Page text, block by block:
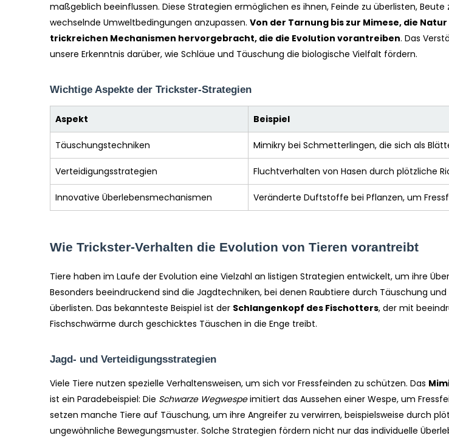
maßgeblich beeinflussen. Diese Strategien ermöglichen es ihnen, Feinde zu überlisten, Beute
wechselnde Umweltbedingungen anzupassen. Von der Tarnung bis zur Mimese, die
trickreichen Mechanismen hervorgebracht, die die Evolution vorantreiben. Das
unsere Erkenntnis darüber, wie Schläue und Täuschung die biologische Vielfalt fördern.
Wichtige Aspekte der Trickster-Strategien
Aspekt Beispiel
Täuschungstechniken Mimikry bei Schmetterlingen, die sich als
Verteidigungsstrategien Fluchtverhalten von Hasen durch plötzliche
Innovative Überlebensmechanismen Veränderte Duftstoffe bei Pflanzen, um
Wie Trickster-Verhalten die Evolution von Tieren vorantreibt
Tiere haben im Laufe der Evolution eine Vielzahl an listigen Strategien entwickelt, um ihre
Besonders beeindruckend sind die Jagdtechniken, bei denen Raubtiere durch Täuschung
überlisten. Das bekannteste Beispiel ist der Schlangenkopf des Fischotters, der mit
Fischschwärme durch geschicktes Täuschen in die Enge treibt.
Jagd- und Verteidigungsstrategien
Viele Tiere nutzen spezielle Verhaltensweisen, um sich vor Fressfeinden zu schützen. Das
ist ein Paradebeispiel: Die Schwarze Wegwespeimitiert das Aussehen einer Wespe, um
setzen manche Tiere auf Täuschung, um ihre Angreifer zu verwirren, beispielsweise durch
ungewöhnliche Bewegungsmuster. Solche Strategien fördern nicht nur das individuelle